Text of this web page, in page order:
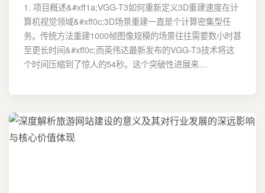
1. 项目概述&#xff1a;VGG-T3如何重新定义3D重建速度在计
算机视觉领域&#xff0c;3D场景重建一直是个计算密集型任
务。传统方法重建1000帧图像规模的场景往往需要数小时甚
至更长时间&#xff0c;而英伟达最新发布的VGG-T3技术将这
个时间压缩到了惊人的54秒。这个突破性进展来…